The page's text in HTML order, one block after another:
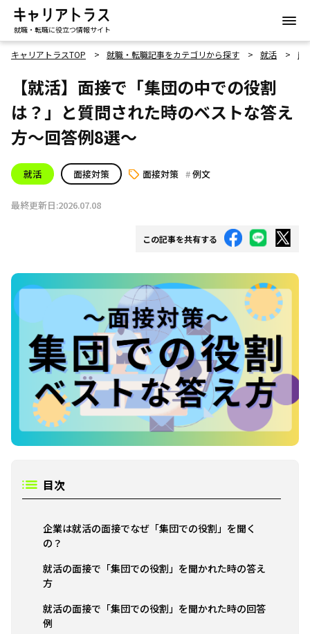
就職・転職に役立つ情報サイト
キャリアトラスTOP 就職・転職記事をカテゴリから探す 就活 面
【就活】面接で「集団の中での役割
は？」と質問された時のベストな答え
方～回答例8選～
就活 面接対策 面接対策 例文
最終更新日:2026.07.08
この記事を共有する
目次
企業は就活の面接でなぜ「集団での役割」を聞く
の？
就活の面接で「集団での役割」を聞かれた時の答え
方
就活の面接で「集団での役割」を聞かれた時の回答
例